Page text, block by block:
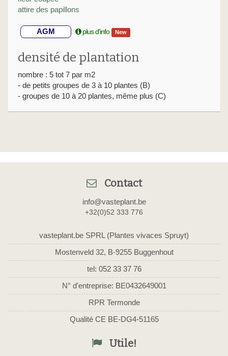
attire des papillons
AGM plus d'info New
densité de plantation
nombre : 5 tot 7 par m2
- de petits groupes de 3 à 10 plantes (B)
- groupes de 10 à 20 plantes, même plus (C)
Contact
info@vasteplant.be
+32(0)52 333 776
vasteplant.be SPRL (Plantes vivaces Spruyt)
Mostenveld 32, B-9255 Buggenhout
tel: 052 33 37 76
N° d'entreprise: BE0432649001
RPR Termonde
Qualité CE BE-DG4-51165
Utile!